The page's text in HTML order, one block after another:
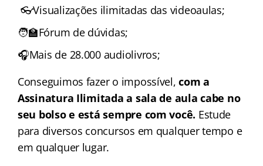
👓Visualizações ilimitadas das videoaulas;
🧑‍🏫Fórum de dúvidas;
🎧Mais de 28.000 audiolivros;
Conseguimos fazer o impossível,com a
Assinatura Ilimitada a sala de aula cabe no
seu bolso e está sempre com você. Estude
para diversos concursos em qualquer tempo e
em qualquer lugar.